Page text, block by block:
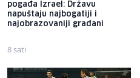
pogađa Izrael: Državu
napuštaju najbogatiji i
najobrazovaniji građani
8 sati